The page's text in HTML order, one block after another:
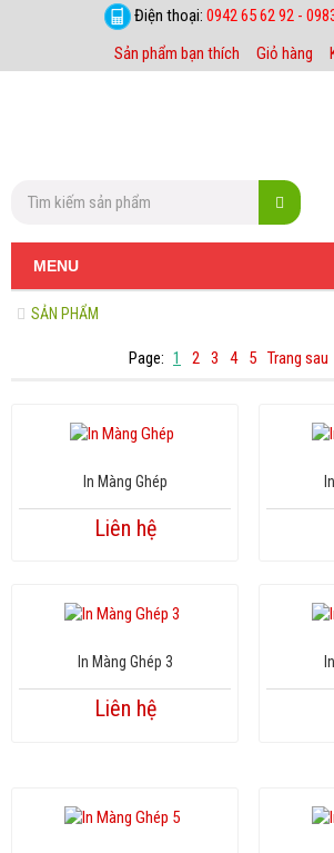
Điện thoại: 0942 65 62 92 -
Sản phẩm bạn thích
Giỏ hàng
MENU
SẢN PHẨM
Page: 1 2 3 4 5 Trang sau
In Màng Ghép
Liên hệ
In Màng Ghép 3
Liên hệ